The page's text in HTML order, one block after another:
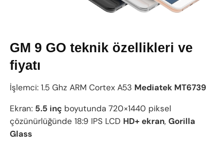
GM 9 GO teknik özellikleri ve
fiyatı
İşlemci: 1.5 Ghz ARM Cortex A53 Mediatek MT6739
Ekran: 5.5 inç boyutunda 720×1440 piksel
çözünürlüğünde 18:9 IPS LCD HD+ ekran, Gorilla
Glass